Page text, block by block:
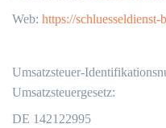
Web: https://schluesseldienst-
Umsatzsteuer-
Umsatzsteuergesetz:
DE 142122995